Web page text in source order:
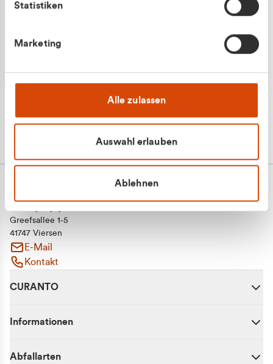
Statistiken
Marketing
Alle zulassen
Auswahl erlauben
Ablehnen
Greefsallee 1-5
41747 Viersen
E-Mail
Kontakt
CURANTO
Informationen
Abfallarten